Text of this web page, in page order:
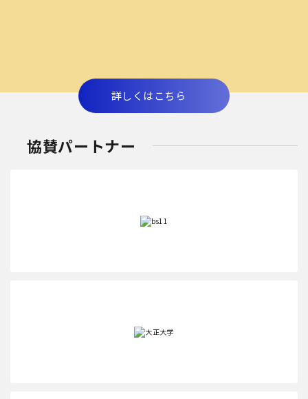
詳しくはこちら
協賛パートナー